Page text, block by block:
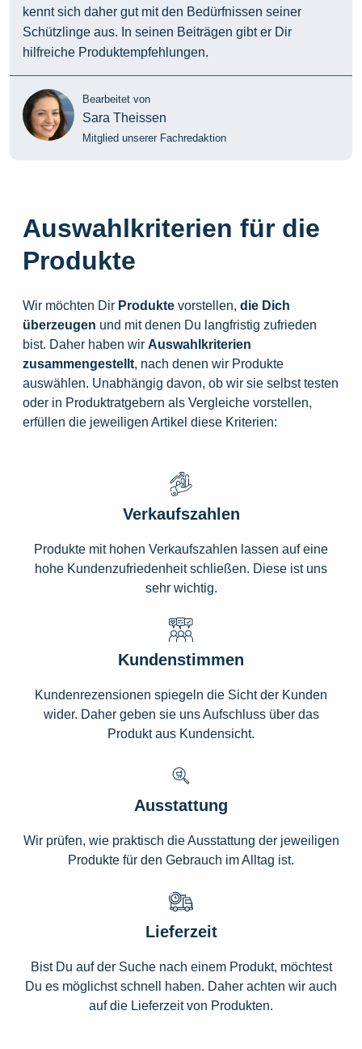
kennt sich daher gut mit den Bedürfnissen seiner
Schützlinge aus. In seinen Beiträgen gibt er Dir
hilfreiche Produktempfehlungen.
Bearbeitet von
Sara Theissen
Mitglied unserer Fachredaktion
Auswahlkriterien für die
Produkte
Wir möchten Dir Produkte vorstellen, die Dich
überzeugen und mit denen Du langfristig zufrieden
bist. Daher haben wir Auswahlkriterien
zusammengestellt, nach denen wir Produkte
auswählen. Unabhängig davon, ob wir sie selbst testen
oder in Produktratgebern als Vergleiche vorstellen,
erfüllen die jeweiligen Artikel diese Kriterien:
Verkaufszahlen
Produkte mit hohen Verkaufszahlen lassen auf eine
hohe Kundenzufriedenheit schließen. Diese ist uns
sehr wichtig.
Kundenstimmen
Kundenrezensionen spiegeln die Sicht der Kunden
wider. Daher geben sie uns Aufschluss über das
Produkt aus Kundensicht.
Ausstattung
Wir prüfen, wie praktisch die Ausstattung der jeweiligen
Produkte für den Gebrauch im Alltag ist.
Lieferzeit
Bist Du auf der Suche nach einem Produkt, möchtest
Du es möglichst schnell haben. Daher achten wir auch
auf die Lieferzeit von Produkten.